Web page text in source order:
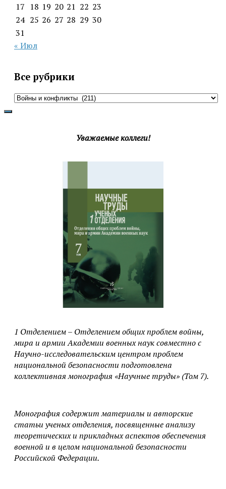
17 18 19 20 21 22 23
24 25 26 27 28 29 30
31
« Июл
Все рубрики
Все
Уважаемые коллеги!
1 Отделением – Отделением общих проблем войны,
мира и армии Академии военных наук совместно с
Научно-исследовательским центром проблем
национальной безопасности подготовлена
коллективная монография «Научные труды» (Том 7).
Монография содержит материалы и авторские
статьи ученых отделения, посвященные анализу
теоретических и прикладных аспектов обеспечения
военной и в целом национальной безопасности
Российской Федерации.